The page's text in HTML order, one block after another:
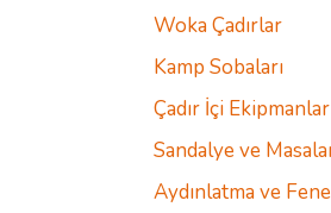
Woka Çadırlar
Kamp Sobaları
Çadır İçi Ekipmanlar
Sandalye ve
Aydınlatma ve